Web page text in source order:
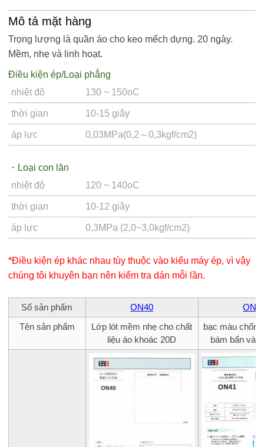
Mô tả mặt hàng
Trọng lượng là quần áo cho keo mếch dựng. 20 ngày.
Mềm, nhẹ và linh hoạt.
Điều kiện ép/Loại phẳng
nhiệt độ
130 ~ 150oC
thời gian 10-15 giây
áp lực 0,03MPa(0,2～0,3kgf/cm2)
・Loại con lăn
nhiệt độ
120 ~ 140oC
thời gian 10-12 giây
áp lực 0,3MPa (2,0~3,0kgf/cm2)
*Điều kiện ép khác nhau tùy thuộc vào kiểu máy ép, vì vậy
chúng tôi khuyên bạn nên kiểm tra dán mỗi lần.
Số sản phẩm ON40
Tên sản phẩm
Lớp lót mềm nhẹ cho chất
liệu áo khoác 20D
bạc màu
bám bẩn và